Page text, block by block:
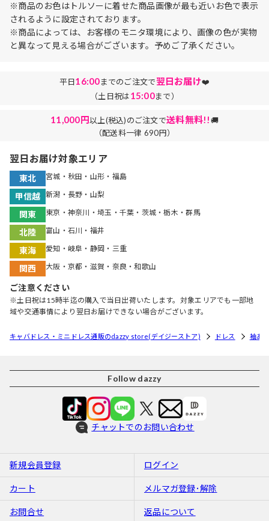
※商品のお色はトルソーに着せた商品画像が最も近いお色で表示
されるように設定されております。
※商品によっては、お客様のモニタ環境により、画像の色が実物
と異なって見える場合がございます。予めご了承ください。
平日16:00までのご注文で翌日お届け❤️
（土日祝は15:00まで）
11,000円以上(税込)のご注文で送料無料!!🚚
（配送料一律 690円）
翌日お届け対象エリア
東北 宮城・秋田・山形・福島
甲信越 新潟・長野・山梨
関東 東京・神奈川・埼玉・千葉・茨城・栃木・群馬
北陸 富山・石川・福井
東海 愛知・岐阜・静岡・三重
関西 大阪・京都・滋賀・奈良・和歌山
ご注意ください
※土日祝は15時半迄の購入で当日出荷いたします。対象エリアでも一部地
域や交通事情により翌日お届けできない場合がございます。
キャバドレス・ミニドレス通販のdazzy store(デイジーストア) ドレス 袖あ
Follow dazzy
チャットでのお問い合わせ
新規会員登録 ログイン
カート メルマガ登録･解除
お問合せ 返品について